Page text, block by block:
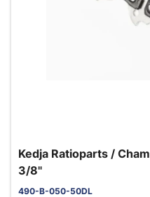
Kedja Ratioparts /
3/8"
490-B-050-50DL